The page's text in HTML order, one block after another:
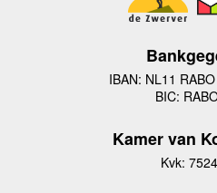
IBAN: NL11
BIC:
Kamer van
Kvk: